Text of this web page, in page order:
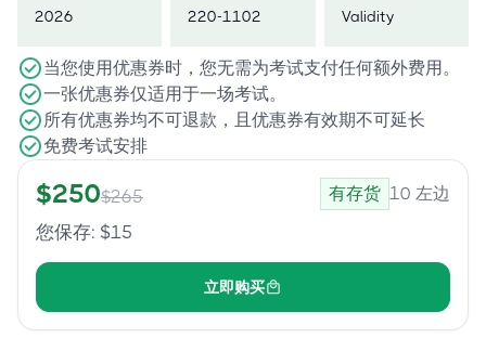
2026
220-1102
Validity
当您使用优惠券时，您无需为考试支付任何额外费用。
一张优惠券仅适用于一场考试。
所有优惠券均不可退款，且优惠券有效期不可延长
免费考试安排
$250$265 有存货 10 左边
您保存: $15
立即购买